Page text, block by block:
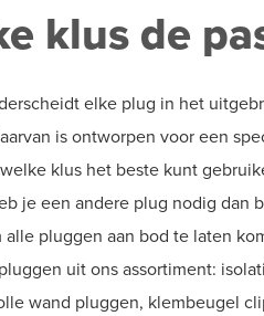
klus de
elke plug in het
is ontworpen voor een
klus het beste kunt
je een andere plug nodig dan
pluggen aan bod te laten
uit ons assortiment:
wand pluggen, klembeugel